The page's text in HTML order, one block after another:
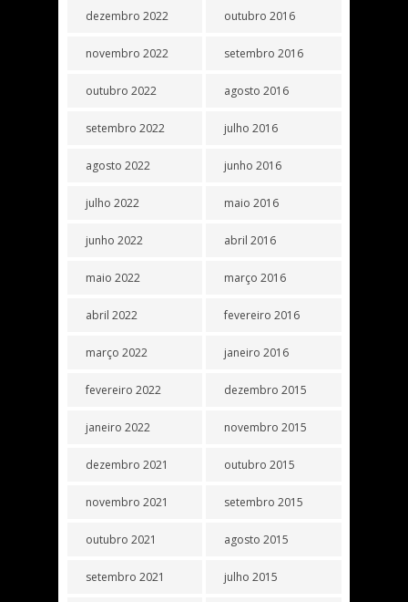
dezembro 2022
novembro 2022
outubro 2022
setembro 2022
agosto 2022
julho 2022
junho 2022
maio 2022
abril 2022
março 2022
fevereiro 2022
janeiro 2022
dezembro 2021
novembro 2021
outubro 2021
setembro 2021
outubro 2016
setembro 2016
agosto 2016
julho 2016
junho 2016
maio 2016
abril 2016
março 2016
fevereiro 2016
janeiro 2016
dezembro 2015
novembro 2015
outubro 2015
setembro 2015
agosto 2015
julho 2015